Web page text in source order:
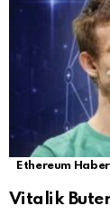
Ethereum
Vitalik